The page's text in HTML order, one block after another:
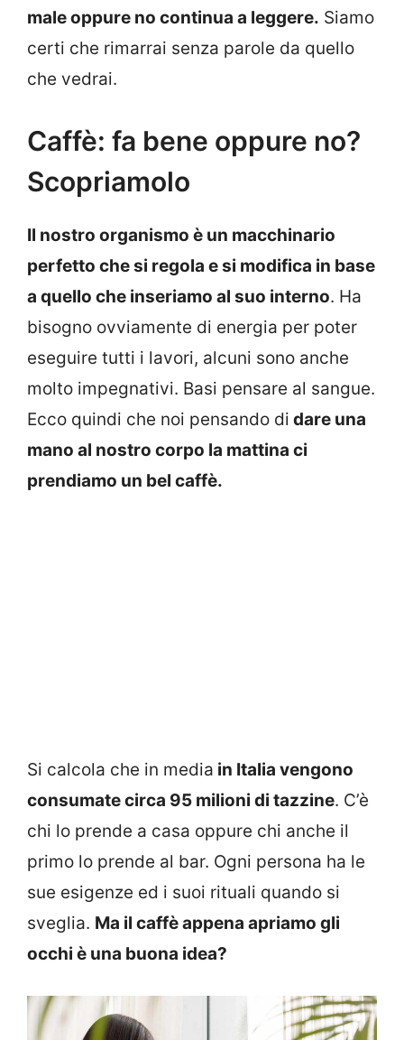
male oppure no continua a leggere. Siamo
certi che rimarrai senza parole da quello
che vedrai.
Caffè: fa bene oppure no?
Scopriamolo
Il nostro organismo è un macchinario
perfetto che si regola e si modifica in base
a quello che inseriamo al suo interno. Ha
bisogno ovviamente di energia per poter
eseguire tutti i lavori, alcuni sono anche
molto impegnativi. Basi pensare al sangue.
Ecco quindi che noi pensando di dare una
mano al nostro corpo la mattina ci
prendiamo un bel caffè.
Si calcola che in media in Italia vengono
consumate circa 95 milioni di tazzine. C’è
chi lo prende a casa oppure chi anche il
primo lo prende al bar. Ogni persona ha le
sue esigenze ed i suoi rituali quando si
sveglia. Ma il caffè appena apriamo gli
occhi è una buona idea?